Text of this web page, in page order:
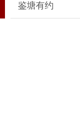
鉴塘有约